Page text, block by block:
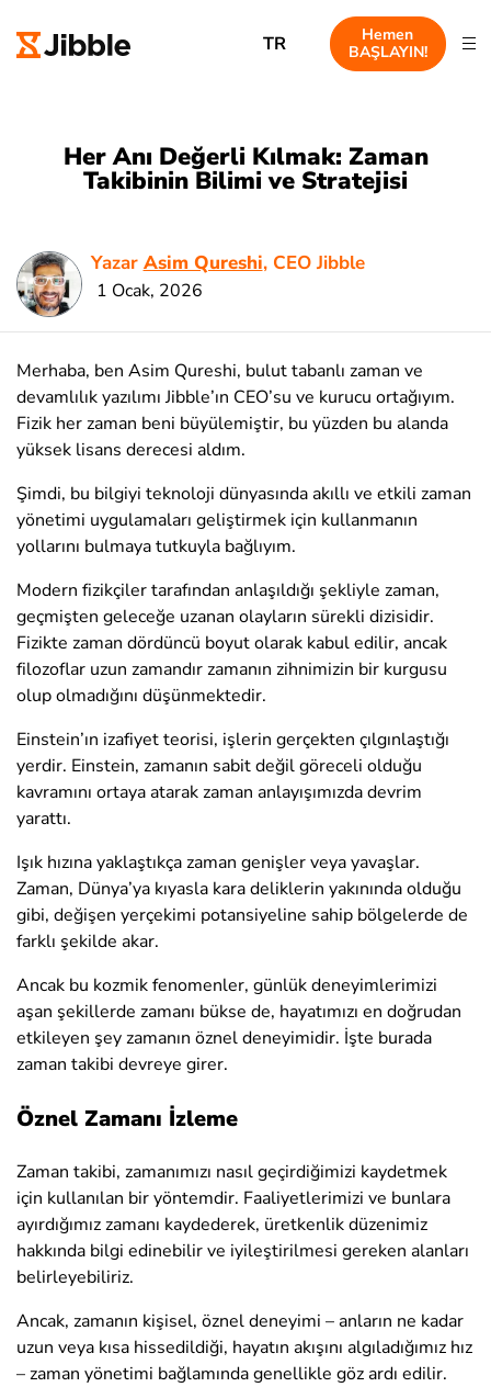
TR
Hemen
BAŞLAYIN!
Her Anı Değerli Kılmak: Zaman
Takibinin Bilimi ve Stratejisi
Yazar Asim Qureshi, CEO Jibble
1 Ocak, 2026
Merhaba, ben Asim Qureshi, bulut tabanlı zaman ve
devamlılık yazılımı Jibble’ın CEO’su ve kurucu ortağıyım.
Fizik her zaman beni büyülemiştir, bu yüzden bu alanda
yüksek lisans derecesi aldım.
Şimdi, bu bilgiyi teknoloji dünyasında akıllı ve etkili zaman
yönetimi uygulamaları geliştirmek için kullanmanın
yollarını bulmaya tutkuyla bağlıyım.
Modern fizikçiler tarafından anlaşıldığı şekliyle zaman,
geçmişten geleceğe uzanan olayların sürekli dizisidir.
Fizikte zaman dördüncü boyut olarak kabul edilir, ancak
filozoflar uzun zamandır zamanın zihnimizin bir kurgusu
olup olmadığını düşünmektedir.
Einstein’ın izafiyet teorisi, işlerin gerçekten çılgınlaştığı
yerdir. Einstein, zamanın sabit değil göreceli olduğu
kavramını ortaya atarak zaman anlayışımızda devrim
yarattı.
Işık hızına yaklaştıkça zaman genişler veya yavaşlar.
Zaman, Dünya’ya kıyasla kara deliklerin yakınında olduğu
gibi, değişen yerçekimi potansiyeline sahip bölgelerde de
farklı şekilde akar.
Ancak bu kozmik fenomenler, günlük deneyimlerimizi
aşan şekillerde zamanı bükse de, hayatımızı en doğrudan
etkileyen şey zamanın öznel deneyimidir. İşte burada
zaman takibi devreye girer.
Öznel Zamanı İzleme
Zaman takibi, zamanımızı nasıl geçirdiğimizi kaydetmek
için kullanılan bir yöntemdir. Faaliyetlerimizi ve bunlara
ayırdığımız zamanı kaydederek, üretkenlik düzenimiz
hakkında bilgi edinebilir ve iyileştirilmesi gereken alanları
belirleyebiliriz.
Ancak, zamanın kişisel, öznel deneyimi – anların ne kadar
uzun veya kısa hissedildiği, hayatın akışını algıladığımız hız
– zaman yönetimi bağlamında genellikle göz ardı edilir.